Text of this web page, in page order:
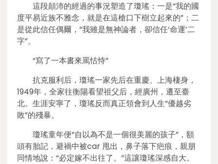
這段顛沛的經過的事況塑造了瓊瑤：一是“我的國
度平易近族不雅念，就是在這槍口下樹立起來的”；二
是從此信任偶爾，“我雖是無神論者，卻信任‘命運’二
字”。
“寫了一本書來罵怙恃”
抗克服利后，瓊瑤一家先后在重慶、上海棲身，
1949年，全家往衡陽看望祖父后，經廣州，遷至臺
北。生涯安寧了，瓊瑤反而真正領會到人生“優越劣
敗”的殘暴。
瓊瑤童年便“自以為不是一個很美麗的孩子”，額
頭有胎記，避禍中被car 甩出，鼻子落下疤痕，親朋
同情地說：“必定嫁不出往了。”這讓瓊瑤深感自大。